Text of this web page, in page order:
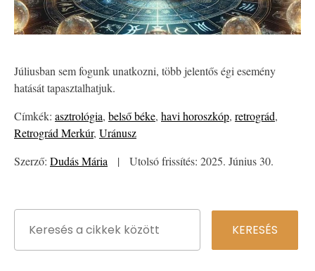
Júliusban sem fogunk unatkozni, több jelentős égi esemény
hatását tapasztalhatjuk.
Címkék: asztrológia, belső béke, havi horoszkóp, retrográd,
Retrográd Merkúr, Uránusz
Szerző: Dudás Mária | Utolsó frissítés: 2025. Június 30.